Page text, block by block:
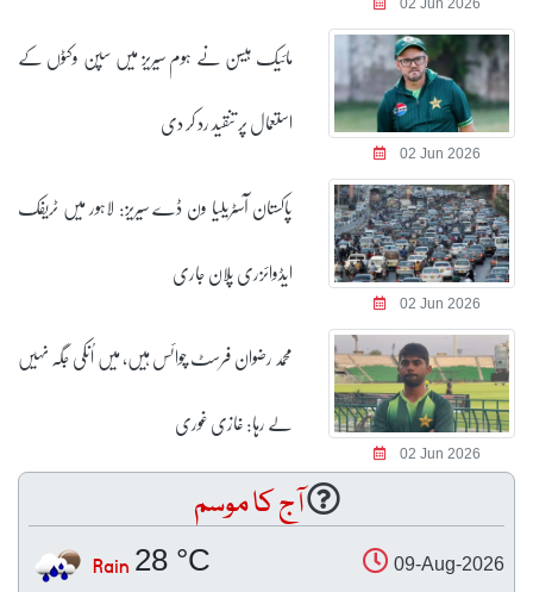
02 Jun 2026
02 Jun 2026
مائیک ہیسن نے ہوم سیریز میں سپن وکٹوں کے
استعمال پر تنقید رد کر دی
02 Jun 2026
پاکستان آسٹریلیا ون ڈے سیریز: لاہور میں ٹریفک
ایڈوائزری پلان جاری
02 Jun 2026
محمد رضوان فرسٹ چوائس ہیں، میں اُنکی جگہ نہیں
لے رہا: غازی غوری
آج کا موسم
09-Aug-2026
28 °C
Rain